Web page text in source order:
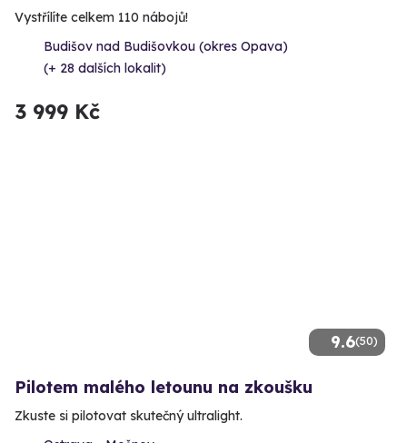
Vystřílíte celkem 110 nábojů!
Budišov nad Budišovkou (okres Opava)
(+ 28 dalších lokalit)
3 999 Kč
9.6(50)
Pilotem malého letounu na zkoušku
Zkuste si pilotovat skutečný ultralight.